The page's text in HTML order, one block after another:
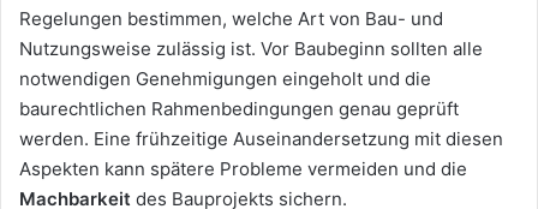
Regelungen bestimmen, welche Art von Bau- und
Nutzungsweise zulässig ist. Vor Baubeginn sollten alle
notwendigen Genehmigungen eingeholt und die
baurechtlichen Rahmenbedingungen genau geprüft
werden. Eine frühzeitige Auseinandersetzung mit diesen
Aspekten kann spätere Probleme vermeiden und die
Machbarkeit des Bauprojekts sichern.